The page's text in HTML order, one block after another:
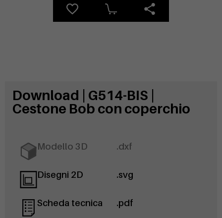
Download | G514-BIS |
Cestone Bob con coperchio
Modello 3D .dxf
Disegni 2D .svg
Scheda tecnica .pdf